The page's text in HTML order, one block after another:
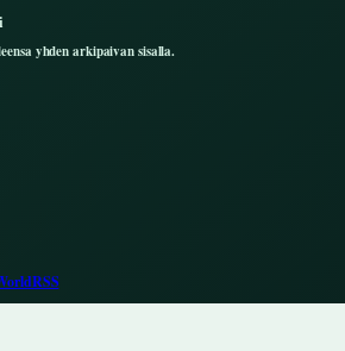
yhden arkipaivan sisalla.